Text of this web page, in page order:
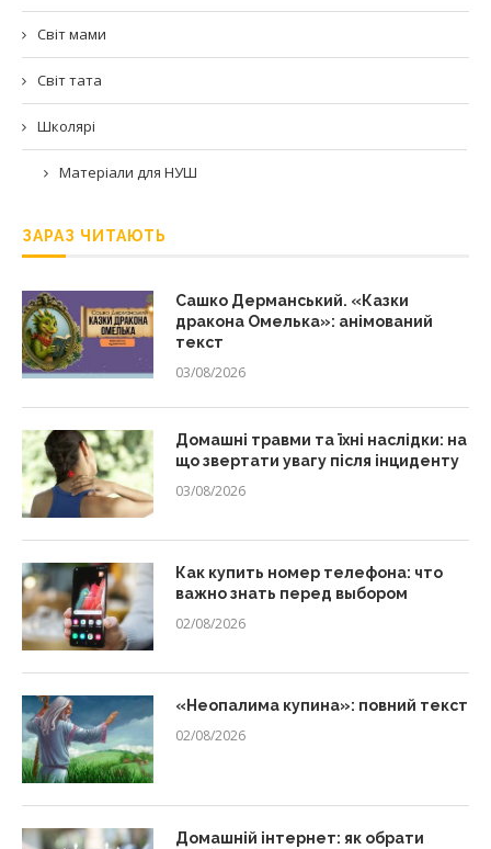
Світ мами
Світ тата
Школярі
Матеріали для НУШ
ЗАРАЗ ЧИТАЮТЬ
Сашко Дерманський. «Казки
дракона Омелька»: анімований
текст
03/08/2026
Домашні травми та їхні наслідки: на
що звертати увагу після інциденту
03/08/2026
Как купить номер телефона: что
важно знать перед выбором
02/08/2026
«Неопалима купина»: повний текст
02/08/2026
Домашній інтернет: як обрати